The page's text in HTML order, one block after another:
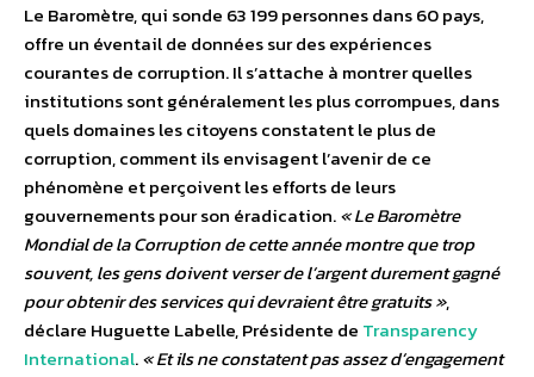
Le Baromètre, qui sonde 63 199 personnes dans 60 pays,
offre un éventail de données sur des expériences
courantes de corruption. Il s’attache à montrer quelles
institutions sont généralement les plus corrompues, dans
quels domaines les citoyens constatent le plus de
corruption, comment ils envisagent l’avenir de ce
phénomène et perçoivent les efforts de leurs
gouvernements pour son éradication.« Le Baromètre
Mondial de la Corruption de cette année montre que trop
souvent, les gens doivent verser de l’argent durement gagné
pour obtenir des services qui devraient être gratuits »,
déclare Huguette Labelle, Présidente de Transparency
International.« Et ils ne constatent pas assez d’engagement